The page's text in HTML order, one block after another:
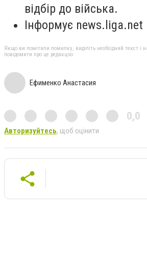
відбір до війська.
Інформує news.liga.net
Якщо ви помітили помилку, виділіть необхідний текст і
повідомити про це редакцію
Ефименко Анастасия
0,0
Авторизуйтесь, щоб оцінити